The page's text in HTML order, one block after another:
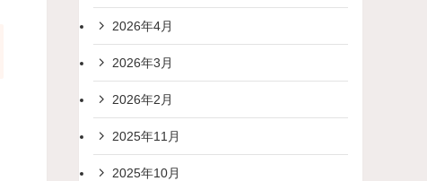
2026年4月
2026年3月
2026年2月
2025年11月
2025年10月